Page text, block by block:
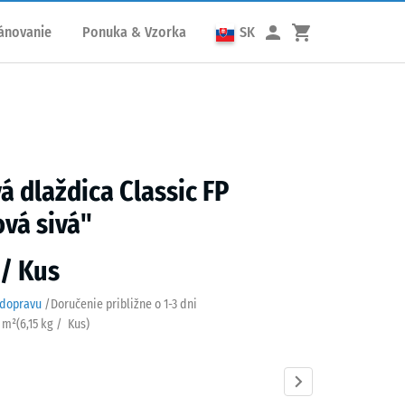
Ponuka & Vzorka SK
dlaždica Classic FP
sivá"
Kus
/Doručenie približne o1-3 dni
(6,15 kg / Kus)